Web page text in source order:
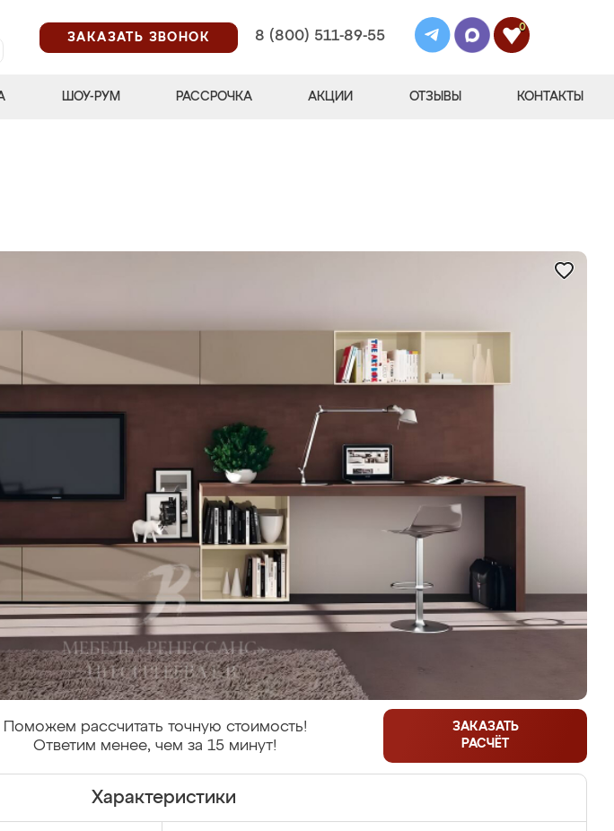
ЗАКАЗАТЬ ЗВОНОК
8 (800) 511-89-55
0
ШОУ-РУМ РАССРОЧКА АКЦИИ ОТЗЫВЫ КОНТАКТЫ
Поможем рассчитать точную стоимость!
Ответим менее, чем за 15 минут!
ЗАКАЗАТЬ
РАСЧЁТ
Характеристики